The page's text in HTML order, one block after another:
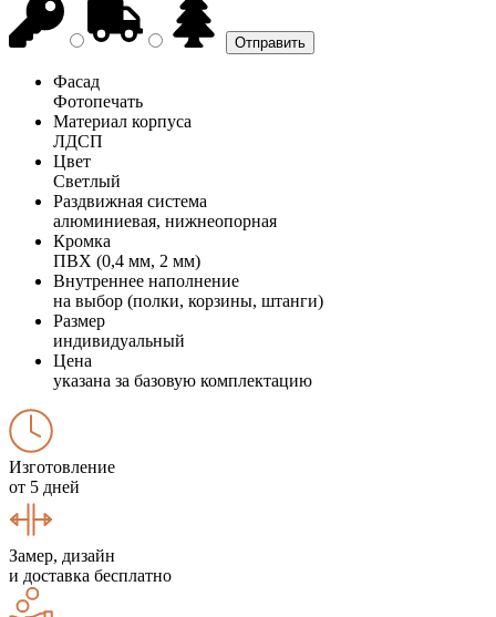
Фасад
Фотопечать
Материал корпуса
ЛДСП
Цвет
Светлый
Раздвижная система
алюминиевая, нижнеопорная
Кромка
ПВХ (0,4 мм, 2 мм)
Внутреннее наполнение
на выбор (полки, корзины, штанги)
Размер
индивидуальный
Цена
указана за базовую комплектацию
Изготовление
от 5 дней
Замер, дизайн
и доставка бесплатно